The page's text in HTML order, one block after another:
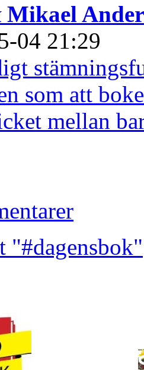
Mikael
04 21:29
som att
mellan
"#dagensbok"